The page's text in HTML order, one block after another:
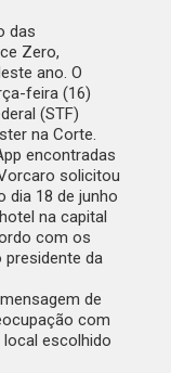
das
Zero,
ano. O
feira (16)
(STF)
na Corte.
encontradas
solicitou
dia 18 de junho
na capital
com os
da
de
com
local escolhido